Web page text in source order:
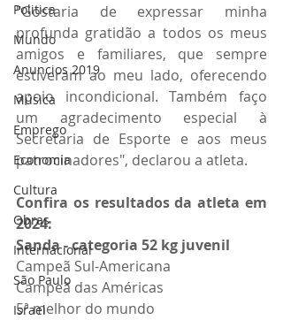
Politica
Mundo
Anuncios 2019
Música
Emprego
Economia
Cultura
Obras
Internacional
São Paulo
Israel
"Gostaria de expressar minha
profunda gratidão a todos os meus
amigos e familiares, que sempre
estiveram ao meu lado, oferecendo
apoio incondicional. Também faço
um agradecimento especial à
Secretaria de Esporte e aos meus
patrocinadores", declarou a atleta.
Confira os resultados da atleta em
2024:
Sanda - categoria 52 kg juvenil
Campeã Sul-Americana
Campeã das Américas
5ª melhor do mundo